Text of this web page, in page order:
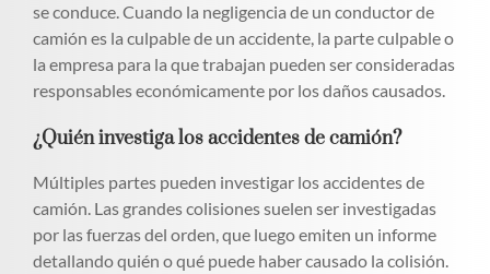
se conduce. Cuando la negligencia de un conductor de
camión es la culpable de un accidente, la parte culpable o
la empresa para la que trabajan pueden ser consideradas
responsables económicamente por los daños causados.
¿Quién investiga los accidentes de camión?
Múltiples partes pueden investigar los accidentes de
camión. Las grandes colisiones suelen ser investigadas
por las fuerzas del orden, que luego emiten un informe
detallando quién o qué puede haber causado la colisión.